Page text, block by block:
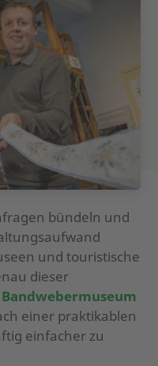
bündeln und
und touristische
dieser
Bandwebermuseum
einer praktikablen
einfacher zu